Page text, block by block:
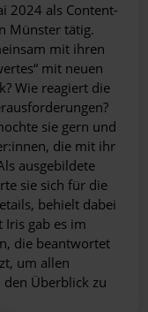
2024 als Content-
Münster tätig.
mit ihren
mit neuen
Wie reagiert die
sie gern und
die mit ihr
ausgebildete
sie sich für die
behielt dabei
Iris gab es im
die beantwortet
um allen
Überblick zu